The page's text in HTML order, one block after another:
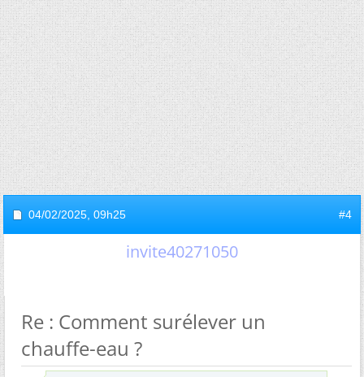
04/02/2025, 09h25 #4
invite40271050
Re : Comment surélever un
chauffe-eau ?